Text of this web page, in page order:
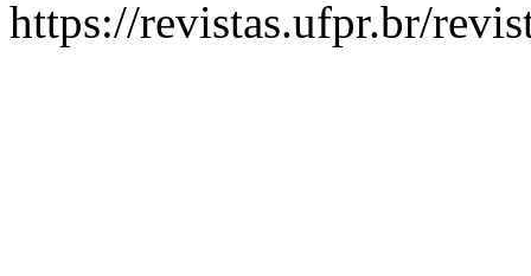
https://revistas.ufpr.br/